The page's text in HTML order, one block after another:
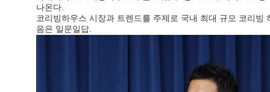
나온다.
코리빙하우스 시장과 트렌드를 주제로 국내 최대 규모 코리빙
음은 일문일답.